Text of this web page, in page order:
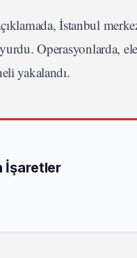
İstanbul
Operasyonlarda,
yakalandı.
İşaretler